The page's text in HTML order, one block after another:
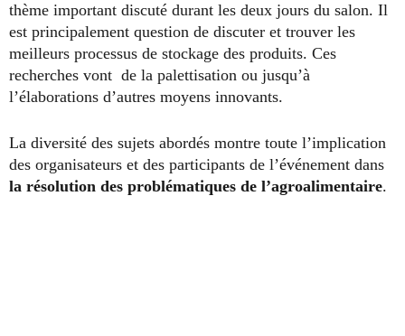
thème important discuté durant les deux jours du salon. Il
est principalement question de discuter et trouver les
meilleurs processus de stockage des produits. Ces
recherches vont de la palettisation ou jusqu’à
l’élaborations d’autres moyens innovants.
La diversité des sujets abordés montre toute l’implication
des organisateurs et des participants de l’événement dans
la résolution des problématiques de l’agroalimentaire.